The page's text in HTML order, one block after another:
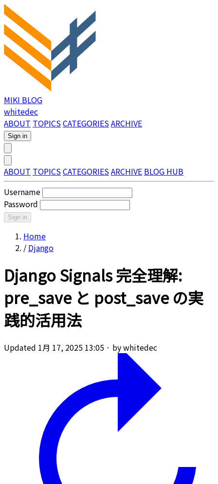
MIKI BLOG
whitedec
ABOUT TOPICSCATEGORIESARCHIVE
Sign in
ABOUT TOPICSCATEGORIESARCHIVE BLOG HUB
Username
Password
Sign in
Home
/ Django
Django Signals 完全理解:
pre_save と post_save の実
践的活用法
Updated 1月 17, 2025 13:05 · by whitedec